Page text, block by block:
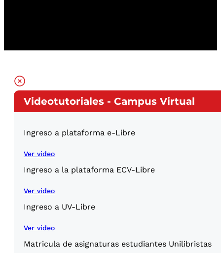
Videotutoriales - Campus Virtual
Ingreso a plataforma e-Libre
Ver video
Ingreso a la plataforma ECV-Libre
Ver video
Ingreso a UV-Libre
Ver video
Matricula de asignaturas estudiantes Unilibristas